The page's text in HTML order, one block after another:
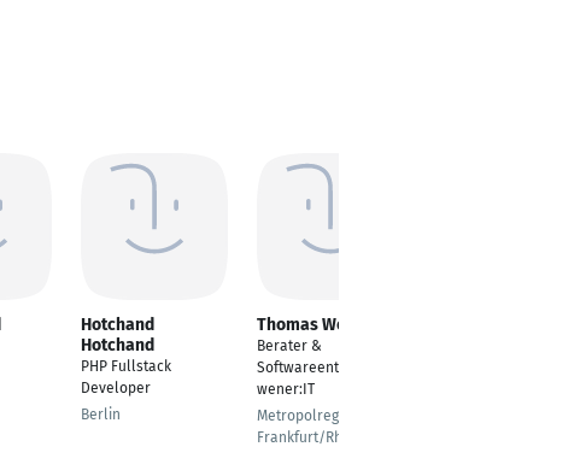
Hotchand
Hotchand
PHP Fullstack
Developer
Berlin
Thomas Wener
Berater &
Softwareentwickler |
wener:IT
Metropolregion
Frankfurt/Rhein-Main